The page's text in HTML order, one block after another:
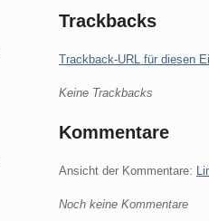
Trackbacks
Trackback-URL für diesen
Keine Trackbacks
Kommentare
Ansicht der Kommentare:
Noch keine Kommentare